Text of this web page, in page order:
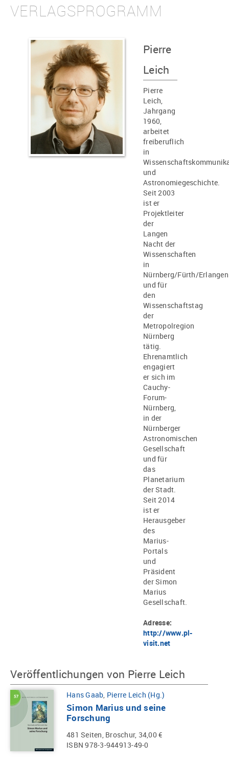
VERLAGSPROGRAMM
Pierre
Leich
Pierre
Leich,
Jahrgang
1960,
arbeitet
freiberuflich
in
und
Astronomiegeschichte.
Seit 2003
ist er
Projektleiter
der
Langen
Nacht der
Wissenschaften
in
Nürnberg/Fürth/Erlangen
und für
den
Wissenschaftstag
der
Metropolregion
Nürnberg
tätig.
Ehrenamtlich
engagiert
er sich im
Cauchy-
Forum-
Nürnberg,
in der
Nürnberger
Astronomischen
Gesellschaft
und für
das
Planetarium
der Stadt.
Seit 2014
ist er
Herausgeber
des
Marius-
Portals
und
Präsident
der Simon
Marius
Gesellschaft.
Adresse:
http://www.pl-
visit.net
Veröffentlichungen von Pierre Leich
Hans Gaab, Pierre Leich (Hg.)
Simon Marius und seine
Forschung
481 Seiten, Broschur, 34,00 €
ISBN 978-3-944913-49-0